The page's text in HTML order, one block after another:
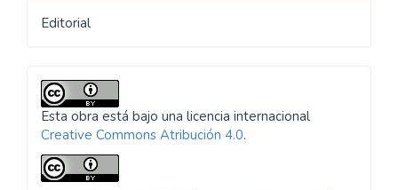
Editorial
Esta obra está bajo una licencia internacional
Creative Commons Atribución 4.0.